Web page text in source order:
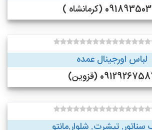
(کرمانشاه )
لباس اورجینال عمده
(قزوین)
تیشرت. شلوار.مانتو